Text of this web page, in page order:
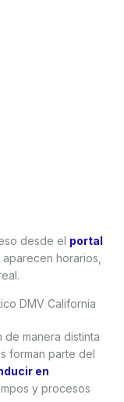
desde el portal
aparecen horarios,
DMV California
manera distinta
forman parte del
en
y procesos